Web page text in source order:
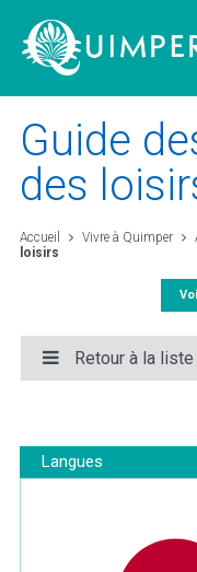
Vivre à
Découvrir
Quimper demain
Guide
des
Accueil Vivre à Quimper
loisirs
Retour à la liste
Langues